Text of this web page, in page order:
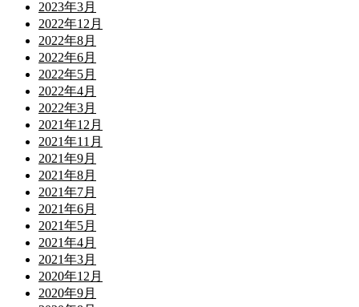
2023年3月
2022年12月
2022年8月
2022年6月
2022年5月
2022年4月
2022年3月
2021年12月
2021年11月
2021年9月
2021年8月
2021年7月
2021年6月
2021年5月
2021年4月
2021年3月
2020年12月
2020年9月